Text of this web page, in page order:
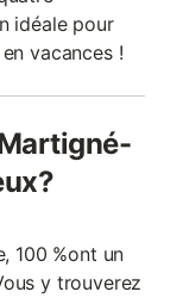
idéale pour
vacances !
100 %ont un
y trouverez